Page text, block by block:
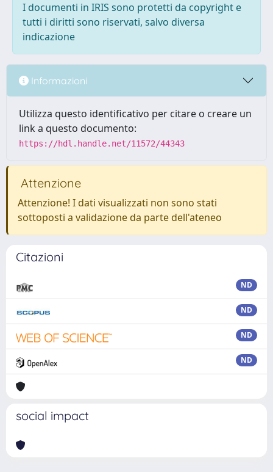
I documenti in IRIS sono protetti da copyright e
tutti i diritti sono riservati, salvo diversa
indicazione
Informazioni
Utilizza questo identificativo per citare o creare un
link a questo documento:
https://hdl.handle.net/11572/44343
Attenzione
Attenzione! I dati visualizzati non sono stati
sottoposti a validazione da parte dell'ateneo
Citazioni
ND
ND
ND
ND
social impact